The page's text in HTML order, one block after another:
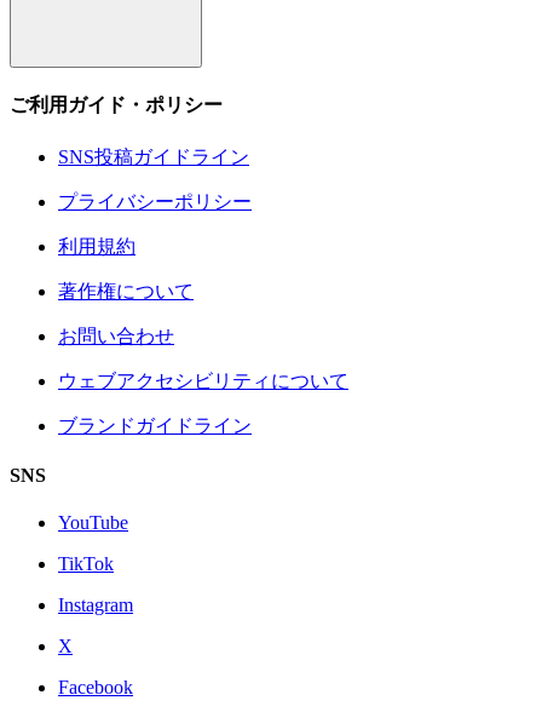
ご利用ガイド・ポリシー
SNS投稿ガイドライン
プライバシーポリシー
利用規約
著作権について
お問い合わせ
ウェブアクセシビリティについて
ブランドガイドライン
SNS
YouTube
TikTok
Instagram
X
Facebook